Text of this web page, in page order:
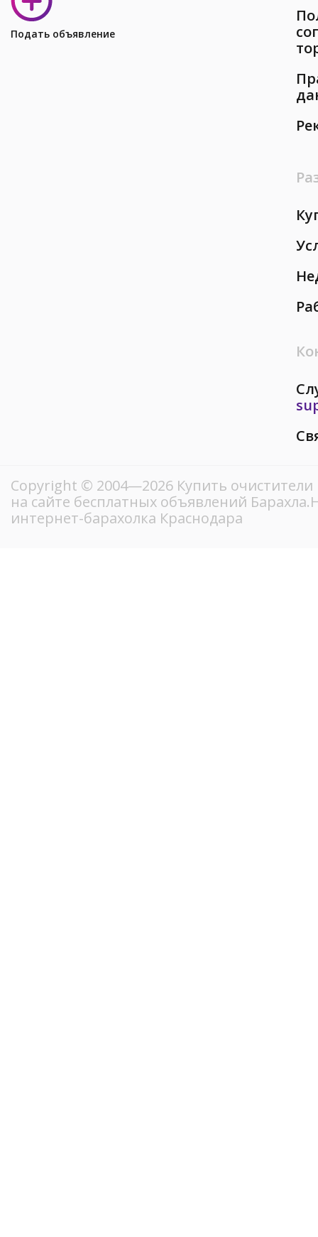
Подать объявление
Copyright © 2004—2026 Купить очистители
на сайте бесплатных объявлений
интернет-барахолка Краснодара